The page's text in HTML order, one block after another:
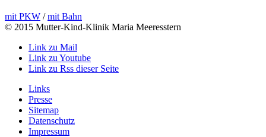
mit PKW /mit Bahn
© 2015 Mutter-Kind-Klinik Maria Meeresstern
Link zu Mail
Link zu Youtube
Link zu Rss dieser Seite
Links
Presse
Sitemap
Datenschutz
Impressum